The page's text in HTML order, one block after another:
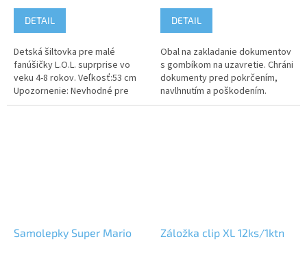
DETAIL
Detská šiltovka pre malé
fanúšičky L.O.L. suprprise vo
veku 4-8 rokov. Veľkosť:53 cm
Upozornenie: Nevhodné pre
deti do 3 rokov.
DETAIL
Obal na zakladanie dokumentov
s gombíkom na uzavretie. Chráni
dokumenty pred pokrčením,
navlhnutím a poškodením.
Rozmery: 23 x 33 cm
Samolepky Super Mario Záložka clip XL 12ks/1ktn